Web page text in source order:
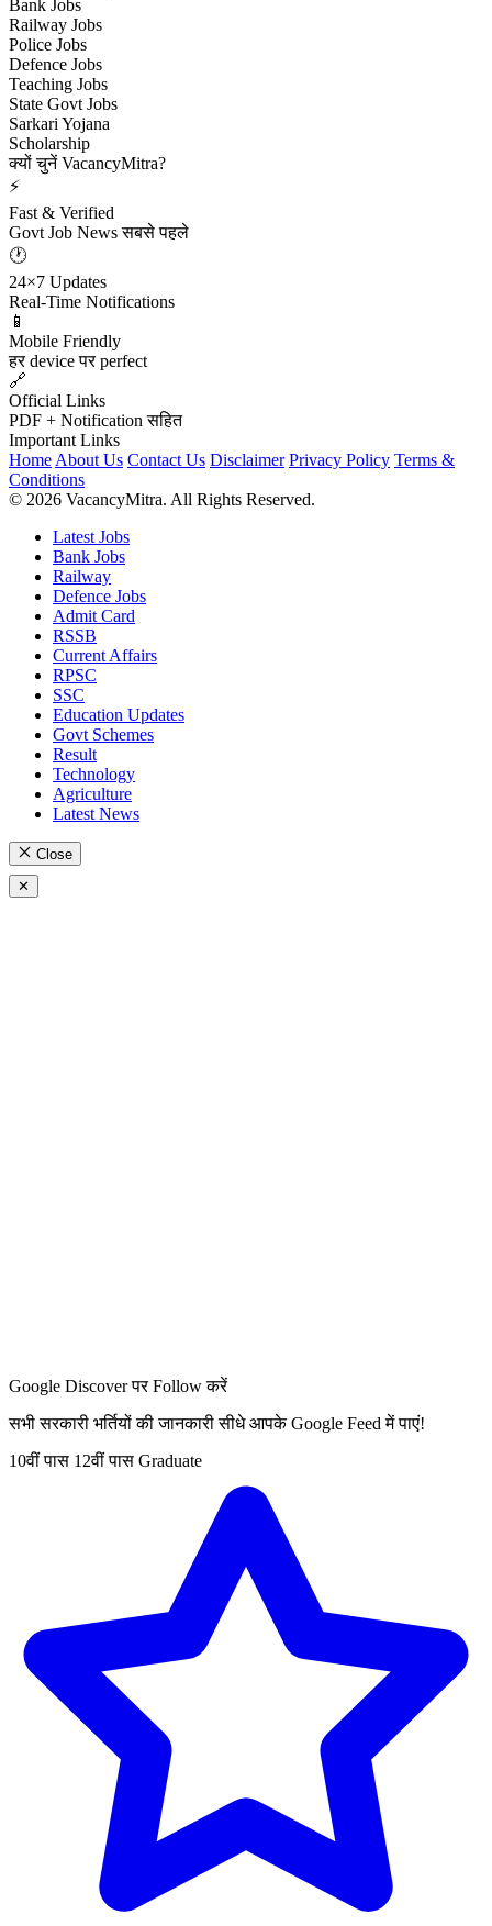
Bank Jobs
Railway Jobs
Police Jobs
Defence Jobs
Teaching Jobs
State Govt Jobs
Sarkari Yojana
Scholarship
क्यों चुनें VacancyMitra?
⚡
Fast & Verified
Govt Job News सबसे पहले
🕐
24×7 Updates
Real-Time Notifications
📱
Mobile Friendly
हर device पर perfect
🔗
Official Links
PDF + Notification सहित
Important Links
Home About Us Contact Us Disclaimer Privacy Policy Terms &
Conditions
© 2026 VacancyMitra. All Rights Reserved.
Latest Jobs
Bank Jobs
Railway
Defence Jobs
Admit Card
RSSB
Current Affairs
RPSC
SSC
Education Updates
Govt Schemes
Result
Technology
Agriculture
Latest News
Close
✕
Google Discover पर Follow करें
सभी सरकारी भर्तियों की जानकारी सीधे आपके Google Feed में पाएं!
10वीं पास 12वीं पास Graduate